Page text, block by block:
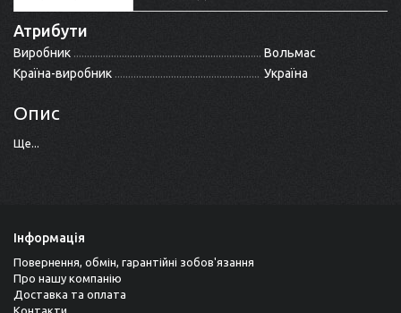
Атрибути
Виробник
Вольмас
Країна-виробник
Україна
Опис
Ще...
Інформація
Повернення, обмін, гарантійні зобов'язання
Про нашу компанію
Доставка та оплата
Контакти